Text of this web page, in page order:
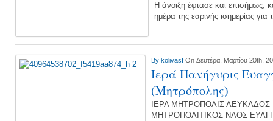
Η άνοιξη έφτασε και επισήμως,
ημέρα της εαρινής ισημερίας
By kolivasf On Δευτέρα, Μαρτίου 20th,
Ιερά Πανήγυρις
(Μητρόπολης)
ΙΕΡΑ ΜΗΤΡΟΠΟΛΙΣ ΛΕΥΚΑΔΟΣ
ΜΗΤΡΟΠΟΛΙΤΙΚΟΣ ΝΑΟΣ